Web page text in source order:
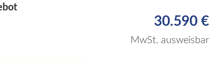
30.590 €
MwSt. ausweisbar